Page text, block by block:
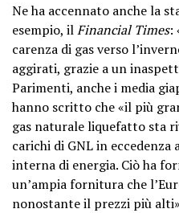
Ne ha accennato anche la
esempio, ilFinancial Times:
carenza di gas verso
aggirati, grazie a un
Parimenti, anche i media
hanno scritto che «il più
gas naturale liquefatto sta
carichi di GNL in eccedenza
interna di energia. Ciò ha
un’ampia fornitura che
nonostante il prezzi più